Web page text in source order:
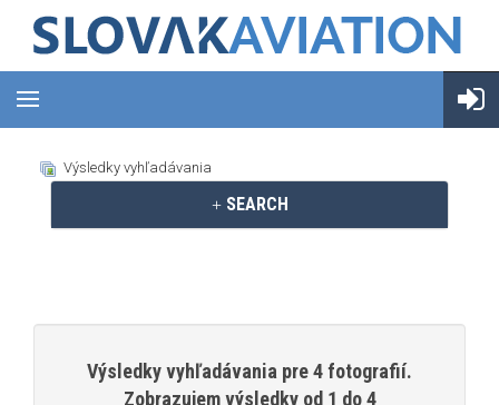
Výsledky vyhľadávania
SEARCH
Výsledky vyhľadávania pre 4 fotografií.
Zobrazujem výsledky od 1 do 4